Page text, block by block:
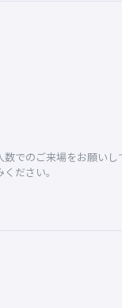
でのご来場をお願い
ださい。